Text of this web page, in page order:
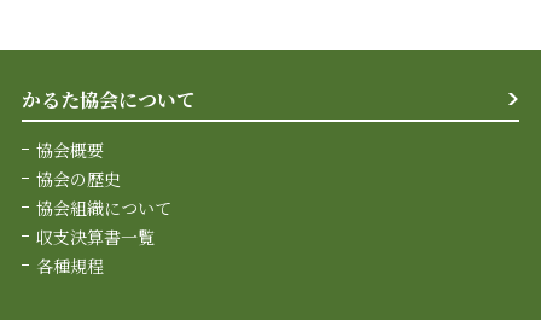
かるた協会について
協会概要
協会の歴史
協会組織について
収支決算書一覧
各種規程